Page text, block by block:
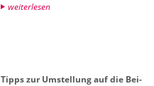
wei­ter­le­sen
Tipps zur Um­stel­lung auf die Bei­